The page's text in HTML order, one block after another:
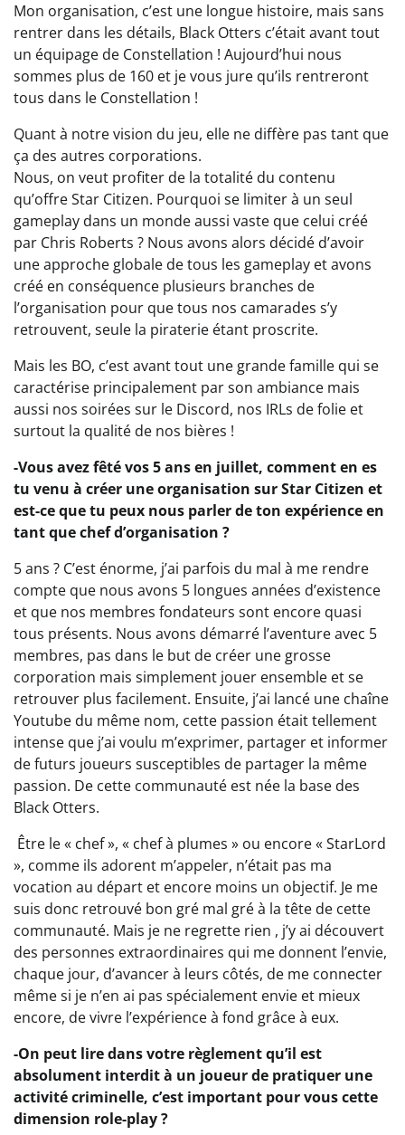
Mon organisation, c’est une longue histoire, mais sans
rentrer dans les détails, Black Otters c’était avant tout
un équipage de Constellation ! Aujourd’hui nous
sommes plus de 160 et je vous jure qu’ils rentreront
tous dans le Constellation !
Quant à notre vision du jeu, elle ne diffère pas tant que
ça des autres corporations.
Nous, on veut profiter de la totalité du contenu
qu’offre Star Citizen. Pourquoi se limiter à un seul
gameplay dans un monde aussi vaste que celui créé
par Chris Roberts ? Nous avons alors décidé d’avoir
une approche globale de tous les gameplay et avons
créé en conséquence plusieurs branches de
l’organisation pour que tous nos camarades s’y
retrouvent, seule la piraterie étant proscrite.
Mais les BO, c’est avant tout une grande famille qui se
caractérise principalement par son ambiance mais
aussi nos soirées sur le Discord, nos IRLs de folie et
surtout la qualité de nos bières !
-Vous avez fêté vos 5 ans en juillet, comment en es
tu venu à créer une organisation sur Star Citizen et
est-ce que tu peux nous parler de ton expérience en
tant que chef d’organisation ?
5 ans ? C’est énorme, j’ai parfois du mal à me rendre
compte que nous avons 5 longues années d’existence
et que nos membres fondateurs sont encore quasi
tous présents. Nous avons démarré l’aventure avec 5
membres, pas dans le but de créer une grosse
corporation mais simplement jouer ensemble et se
retrouver plus facilement. Ensuite, j’ai lancé une chaîne
Youtube du même nom, cette passion était tellement
intense que j’ai voulu m’exprimer, partager et informer
de futurs joueurs susceptibles de partager la même
passion. De cette communauté est née la base des
Black Otters.
Être le « chef », « chef à plumes » ou encore « StarLord
», comme ils adorent m’appeler, n’était pas ma
vocation au départ et encore moins un objectif. Je me
suis donc retrouvé bon gré mal gré à la tête de cette
communauté. Mais je ne regrette rien , j’y ai découvert
des personnes extraordinaires qui me donnent l’envie,
chaque jour, d’avancer à leurs côtés, de me connecter
même si je n’en ai pas spécialement envie et mieux
encore, de vivre l’expérience à fond grâce à eux.
-On peut lire dans votre règlement qu’il est
absolument interdit à un joueur de pratiquer une
activité criminelle, c’est important pour vous cette
dimension role-play ?